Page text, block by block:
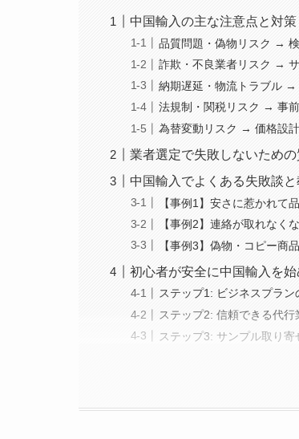
中国輸入の主な注意点と対策
品質問題・偽物リスク →
詐欺・不良業者リスク →
納期遅延・物流トラブル
法規制・関税リスク → 事
為替変動リスク → 価格設
業者選定で失敗しないための
中国輸入でよくある失敗談と
【事例1】安さに惹かれて
【事例2】連絡が取れなく
【事例3】偽物・コピー商
初心者が安全に中国輸入を
ステップ1: ビジネスプラン
ステップ2: 信頼できる代
ステップ3: サンプル取り